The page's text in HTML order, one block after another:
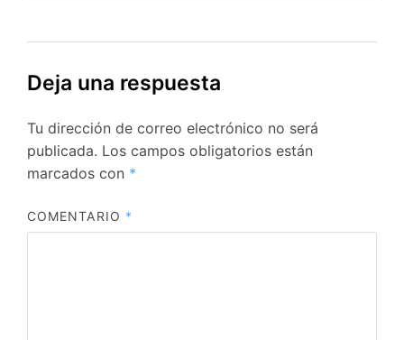
Deja una respuesta
Tu dirección de correo electrónico no será
publicada. Los campos obligatorios están
marcados con *
COMENTARIO *